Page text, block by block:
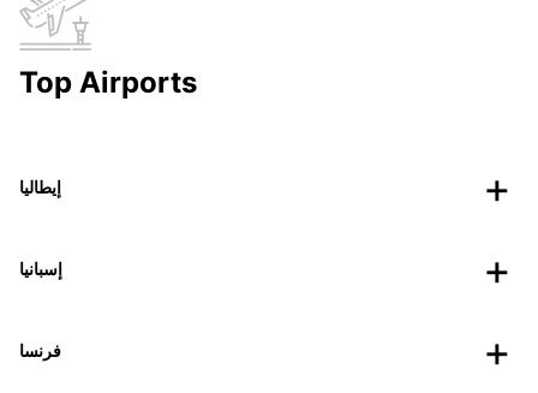
Top Airports
إيطاليا
إسبانيا
فرنسا